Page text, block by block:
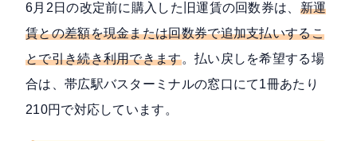
6月2日の改定前に購入した旧運賃の回数券は、 新運
賃との差額を現金または回数券で追加支払いするこ
とで引き続き利用できます。払い戻しを希望する場
合は、帯広駅バスターミナルの窓口にて1冊あたり
210円で対応しています。